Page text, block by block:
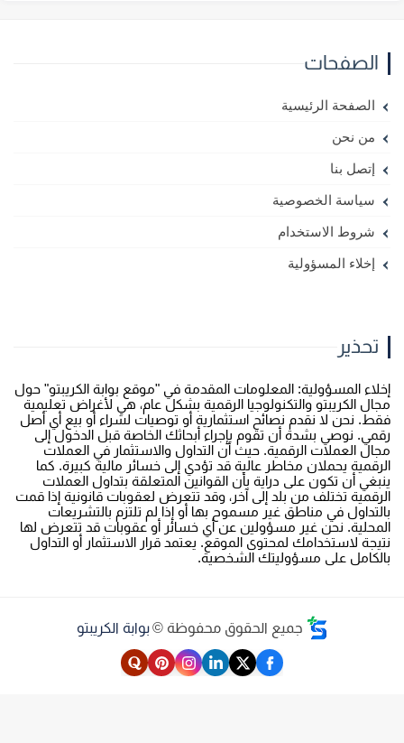
الصفحات
الصفحة الرئيسية
من نحن
إتصل بنا
سياسة الخصوصية
شروط الاستخدام
إخلاء المسؤولية
تحذير
المسؤولية: المعلومات المقدمة في "موقع بوابة الكريبتو" حول
الكريبتو والتكنولوجيا الرقمية بشكل عام، هي لأغراض تعليمية
نحن لا نقدم نصائح استثمارية أو توصيات لشراء أو بيع أي أصل
نوصي بشدة أن تقوم بإجراء أبحاثك الخاصة قبل الدخول إلى
العملات الرقمية. حيث أن التداول والاستثمار في العملات
يحملان مخاطر عالية قد تؤدي إلى خسائر مالية كبيرة. كما
أن تكون على دراية بأن القوانين المتعلقة بتداول العملات
تختلف من بلد إلى آخر، وقد تتعرض لعقوبات قانونية إذا قمت
في مناطق غير مسموح بها أو إذا لم تلتزم بالتشريعات
نحن غير مسؤولين عن أي خسائر أو عقوبات قد تتعرض لها
لاستخدامك لمحتوى الموقع. يعتمد قرار الاستثمار أو التداول
على مسؤوليتك الشخصية.
جميع الحقوق محفوظة © بوابة الكريبتو